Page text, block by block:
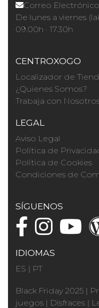
Correo Electrónico
De lunes a viernes
09.00h · 17.30h
CENTROXOGO
Localizador de
¿Quienes Somos?
Trabaja con
LEGAL
Aviso Legal
Política de
Política de Cookies
Condiciones de
SÍGUENOS
IDIOMAS
ES | PT
Black Friday 2025 |
juegos | Disfraces |